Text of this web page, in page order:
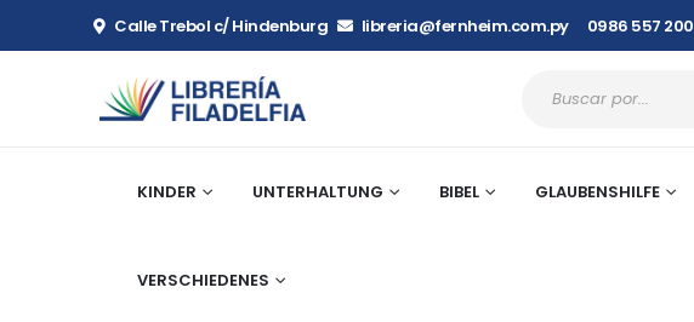
Calle Trebol c/ Hindenburg libreria@fernheim.com.py 0986 557 200
KINDER UNTERHALTUNG BIBEL GLAUBENSHILFE
VERSCHIEDENES